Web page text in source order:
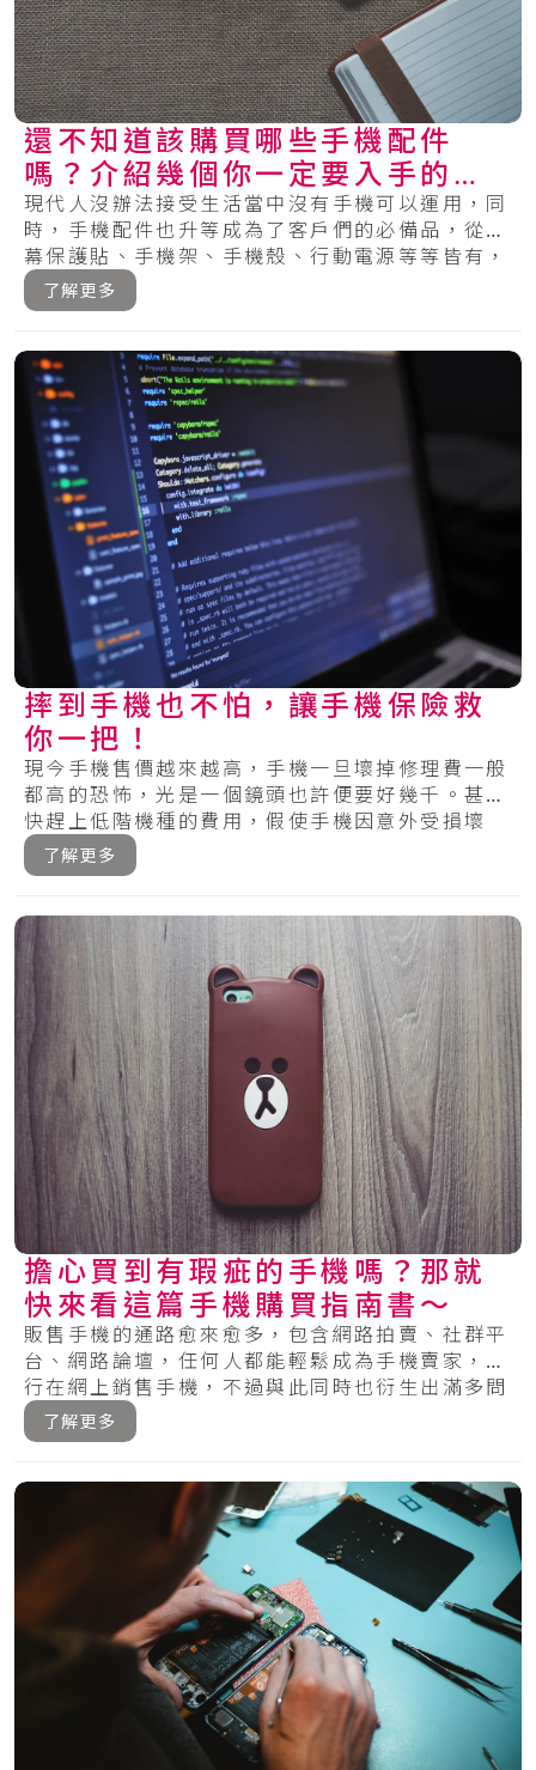
還不知道該購買哪些手機配件
嗎？介紹幾個你一定要入手的單
品
現代人沒辦法接受生活當中沒有手機可以運用，同
時，手機配件也升等成為了客戶們的必備品，從螢
幕保護貼、手機架、手機殼、行動電源等等皆有，
在眾.....
了解更多
摔到手機也不怕，讓手機保險救
你一把！
現今手機售價越來越高，手機一旦壞掉修理費一般
都高的恐怖，光是一個鏡頭也許便要好幾千。甚至
快趕上低階機種的費用，假使手機因意外受損壞
掉，絕.....
了解更多
擔心買到有瑕疵的手機嗎？那就
快來看這篇手機購買指南書～
販售手機的通路愈來愈多，包含網路拍賣、社群平
台、網路論壇，任何人都能輕鬆成為手機賣家，自
行在網上銷售手機，不過與此同時也衍生出滿多問
題，.....
了解更多